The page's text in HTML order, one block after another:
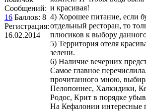
Сообщений:
16 Баллов: 8
Регистрация:
16.02.2014
и красивая!
4) Хорошее питание, если
отдельный ресторан, то
плюсиков к выбору
5) Территория отеля
зелени.
6) Наличие вечерних
Самое главное
прочитанного мною,
Пелопоннес, Халкидики,
Родос, Крит в порядке
На Кефалонии интересные